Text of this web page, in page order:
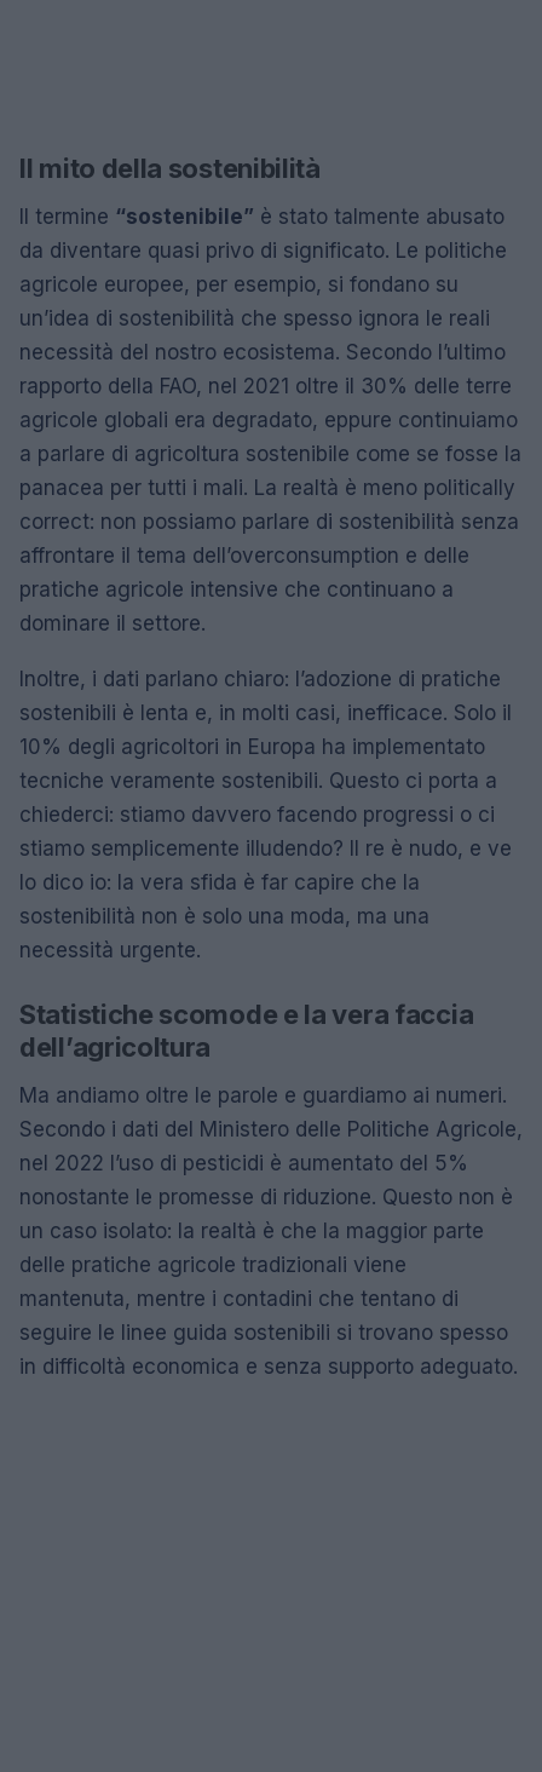
Il mito della sostenibilità
Il termine “sostenibile” è stato talmente abusato
da diventare quasi privo di significato. Le politiche
agricole europee, per esempio, si fondano su
un’idea di sostenibilità che spesso ignora le reali
necessità del nostro ecosistema. Secondo l’ultimo
rapporto della FAO, nel 2021 oltre il 30% delle terre
agricole globali era degradato, eppure continuiamo
a parlare di agricoltura sostenibile come se fosse la
panacea per tutti i mali. La realtà è meno politically
correct: non possiamo parlare di sostenibilità senza
affrontare il tema dell’overconsumption e delle
pratiche agricole intensive che continuano a
dominare il settore.
Inoltre, i dati parlano chiaro: l’adozione di pratiche
sostenibili è lenta e, in molti casi, inefficace. Solo il
10% degli agricoltori in Europa ha implementato
tecniche veramente sostenibili. Questo ci porta a
chiederci: stiamo davvero facendo progressi o ci
stiamo semplicemente illudendo? Il re è nudo, e ve
lo dico io: la vera sfida è far capire che la
sostenibilità non è solo una moda, ma una
necessità urgente.
Statistiche scomode e la vera faccia
dell’agricoltura
Ma andiamo oltre le parole e guardiamo ai numeri.
Secondo i dati del Ministero delle Politiche Agricole,
nel 2022 l’uso di pesticidi è aumentato del 5%
nonostante le promesse di riduzione. Questo non è
un caso isolato: la realtà è che la maggior parte
delle pratiche agricole tradizionali viene
mantenuta, mentre i contadini che tentano di
seguire le linee guida sostenibili si trovano spesso
in difficoltà economica e senza supporto adeguato.